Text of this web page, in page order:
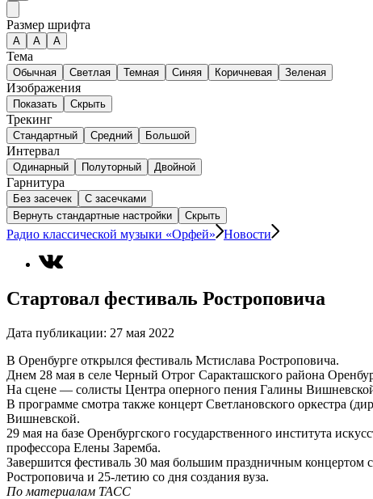
Размер шрифта
А A A
Тема
Обычная Светлая Темная Синяя Коричневая Зеленая
Изображения
Показать Скрыть
Трекинг
Стандартный Средний Большой
Интервал
Одинарный Полуторный Двойной
Гарнитура
Без засечек
С засечками
Вернуть стандартные настройки
Скрыть
Радио классической музыки «Орфей» Новости
Стартовал фестиваль Ростроповича
Дата публикации: 27 мая 2022
В Оренбурге открылся фестиваль Мстислава Ростроповича.
Днем 28 мая в селе Черный Отрог Саракташского района
На сцене — солисты Центра оперного пения Галины
В программе смотра также концерт Светлановского оркестра
Вишневской.
29 мая на базе Оренбургского государственного института
профессора Елены Заремба.
Завершится фестиваль 30 мая большим праздничным концертом
Ростроповича и 25-летию со дня создания вуза.
По материалам ТАСС